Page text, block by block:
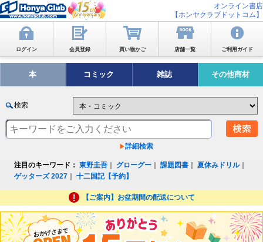
オンライン書店
【ホンヤクラブドットコム】
ログイン 会員登録 買い物かご 店舗一覧 ご利用ガイド
本 コミック 雑誌 その他商材
検索
詳細検索
注目のキーワード： 東野圭吾 グローグー ｜課題図書 ｜夏休みドリル｜
ゲッターズ 2027 ｜十二国記【予約】
【ご案内】お盆期間の配送について